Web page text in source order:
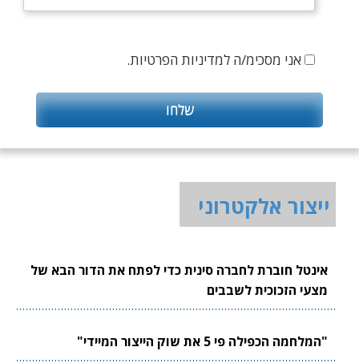
אני מסכימ/ה למדיניות הפרטיות.
ייצור אלקטרוני
אינטל חוברת לחברה סינית כדי לפתח את הדור הבא של
מצעי הזכוכית לשבבים
"המלחמה הכפילה פי 5 את שוק הייצור המיידי"